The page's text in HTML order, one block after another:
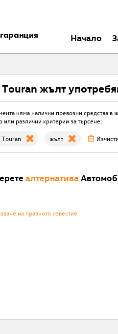
Началo
Touran жълт
няма налични превозни средства в
или различни критерии за търсене:
Touran жълт
алтернатива
на правното известие